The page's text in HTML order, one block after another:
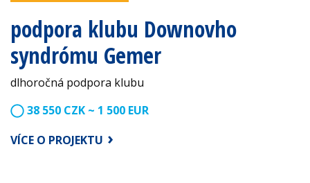
podpora klubu Downovho
syndrómu Gemer
dlhoročná podpora klubu
38 550 CZK ~ 1 500 EUR
VÍCE O PROJEKTU